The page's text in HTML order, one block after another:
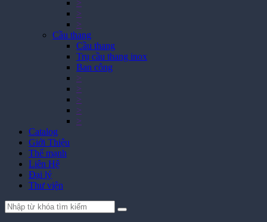
>
>
>
Cầu thang
Cầu thang
Trụ cầu thang inox
Ban công
>
>
>
>
>
Catalog
Giới Thiệu
Thế mạnh
Liên Hệ
Đại lý
Thư viện